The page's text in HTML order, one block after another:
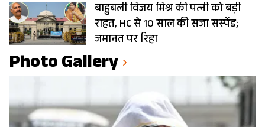
बाहुबली विजय मिश्र की पत्नी को बड़ी
राहत, HC से 10 साल की सजा सस्पेंड;
जमानत पर रिहा
Photo Gallery